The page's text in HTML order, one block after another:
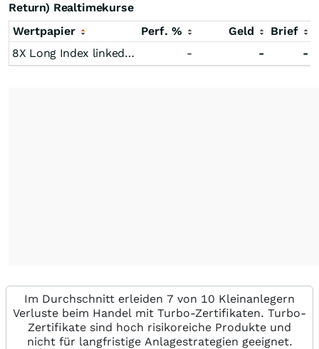
Return) Realtimekurse
Wertpapier
Perf. % Geld
Brief
8X Long Index linked to ICE ECX EUA Future V5 (Price Return)
- - -
Im Durchschnitt erleiden 7 von 10 Kleinanlegern
Verluste beim Handel mit Turbo-Zertifikaten. Turbo-
Zertifikate sind hoch risikoreiche Produkte und
nicht für langfristige Anlagestrategien geeignet.